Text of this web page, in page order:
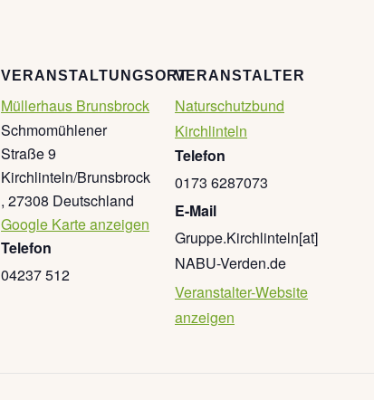
VERANSTALTUNGSORT
Müllerhaus Brunsbrock
Schmomühlener
Straße 9
Kirchlinteln/Brunsbrock
, 27308 Deutschland
Google Karte anzeigen
Telefon
04237 512
VERANSTALTER
Naturschutzbund
Kirchlinteln
Telefon
0173 6287073
E-Mail
Gruppe.Kirchlinteln[at]
NABU-Verden.de
Veranstalter-Website
anzeigen